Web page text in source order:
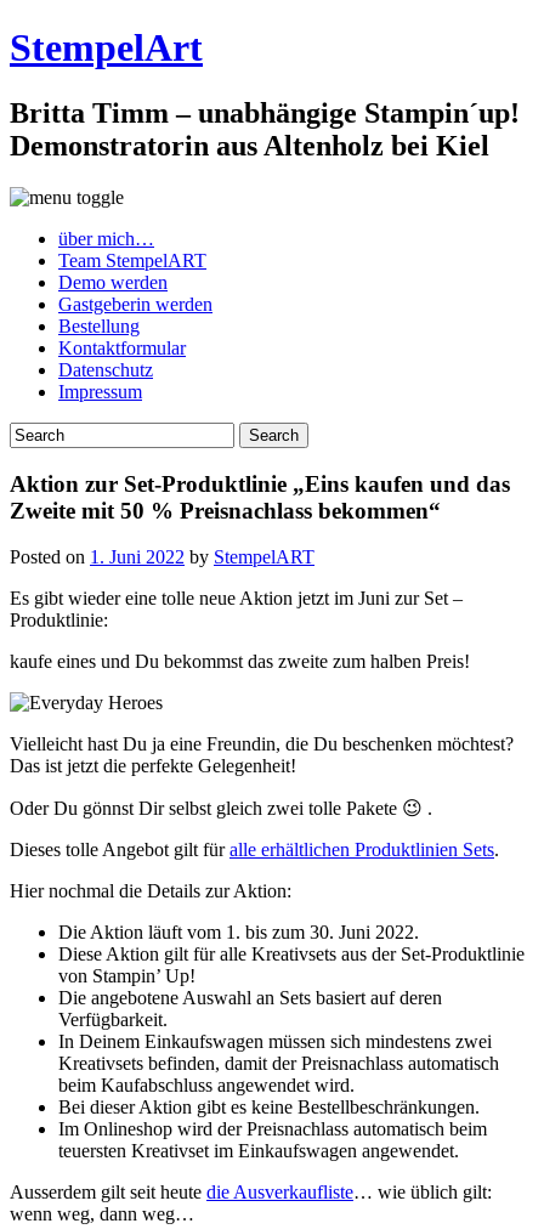
StempelArt
Britta Timm – unabhängige Stampin´up!
Demonstratorin aus Altenholz bei Kiel
über mich…
Team StempelART
Demo werden
Gastgeberin werden
Bestellung
Kontaktformular
Datenschutz
Impressum
Aktion zur Set-Produktlinie „Eins kaufen und das
Zweite mit 50 % Preisnachlass bekommen“
Posted on 1. Juni 2022 by StempelART
Es gibt wieder eine tolle neue Aktion jetzt im Juni zur Set –
Produktlinie:
kaufe eines und Du bekommst das zweite zum halben Preis!
Vielleicht hast Du ja eine Freundin, die Du beschenken möchtest?
Das ist jetzt die perfekte Gelegenheit!
Oder Du gönnst Dir selbst gleich zwei tolle Pakete 😉 .
Dieses tolle Angebot gilt füralle erhältlichen Produktlinien Sets.
Hier nochmal die Details zur Aktion:
Die Aktion läuft vom 1. bis zum 30. Juni 2022.
Diese Aktion gilt für alle Kreativsets aus der Set-Produktlinie
von Stampin’ Up!
Die angebotene Auswahl an Sets basiert auf deren
Verfügbarkeit.
In Deinem Einkaufswagen müssen sich mindestens zwei
Kreativsets befinden, damit der Preisnachlass automatisch
beim Kaufabschluss angewendet wird.
Bei dieser Aktion gibt es keine Bestellbeschränkungen.
Im Onlineshop wird der Preisnachlass automatisch beim
teuersten Kreativset im Einkaufswagen angewendet.
Ausserdem gilt seit heute die Ausverkaufliste… wie üblich gilt:
wenn weg, dann weg…